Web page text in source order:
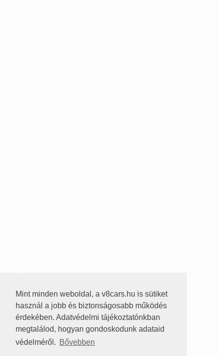
Mint minden weboldal, a v8cars.hu is sütiket
használ a jobb és biztonságosabb működés
érdekében. Adatvédelmi tájékoztatónkban
megtalálod, hogyan gondoskodunk adataid
védelméről. Bővebben